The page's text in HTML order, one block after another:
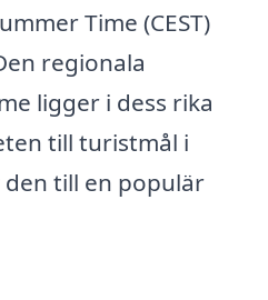
Time (CEST)
regionala
ligger i dess rika
till turistmål i
till en populär